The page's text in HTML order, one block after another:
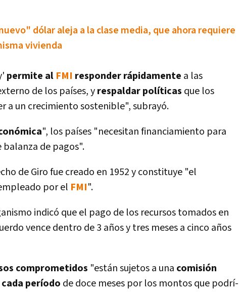
dólar aleja a la clase media, que ahora requiere
vivienda
permite al FMI responder rápidamente a las
de los paí­ses, yrespaldar polí­ticas que los
a un crecimiento sostenible", subrayó.
", los paí­ses "necesitan financiamiento para
de pagos".
de Giro fue creado en 1952 y constituye "el
por el FMI".
indicó que el pago de los recursos tomados en
vence dentro de 3 años y tres meses a cinco años
comprometidos "están sujetos a una comisión
perí­odo de doce meses por los montos que podrí­